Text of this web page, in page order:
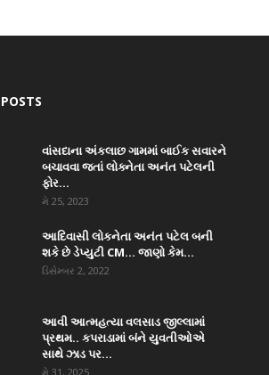
વાંસદાના અંકલાછ ગામમાં બાઈક સવારને
બચાવવા જતાં લોક્નેતા અનંત પટેલની
ફોર...
મે 25, 2023
આદિવાસી લોકનેતા અનંત પટેલ બની
શકે છે ડેપ્યુટી CM… જાણો કેમ...
ડિસેમ્બર 2, 2022
આવી આત્મહત્યા વલસાડ જીલ્લામાં
પ્રથમ.. કપરાડામાં બંને યુવતીઓએ
સાથે ઝાડ પર...
મે 31, 2025